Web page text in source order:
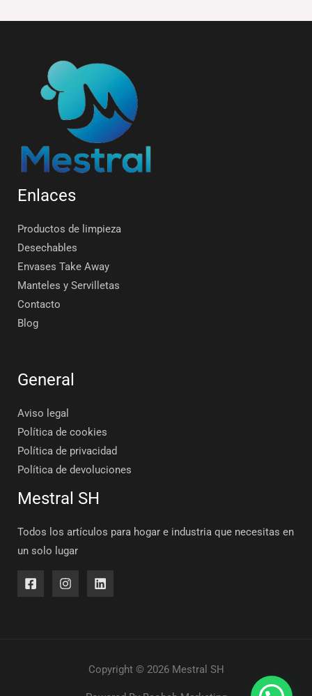
Enlaces
Productos de limpieza
Desechables
Envases Take Away
Manteles y Servilletas
Contacto
Blog
General
Aviso legal
Política de cookies
Política de privacidad
Política de devoluciones
Mestral SH
Todos los artículos para hogar e industria que necesitas en
un solo lugar
Copyright © 2026 Mestral SH